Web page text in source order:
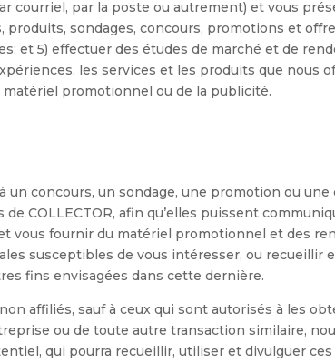
courriel, par la poste ou autrement) et vous
sondages, concours, promotions et
et 5) effectuer des études de marché et de
les services et les produits que nous
promotionnel ou de la publicité.
un concours, un sondage, une promotion ou une
COLLECTOR, afin qu’elles puissent
vous fournir du matériel promotionnel et des
susceptibles de vous intéresser, ou recueillir
fins envisagées dans cette dernière.
affiliés, sauf à ceux qui sont autorisés à les
ou de toute autre transaction similaire,
qui pourra recueillir, utiliser et divulguer ces